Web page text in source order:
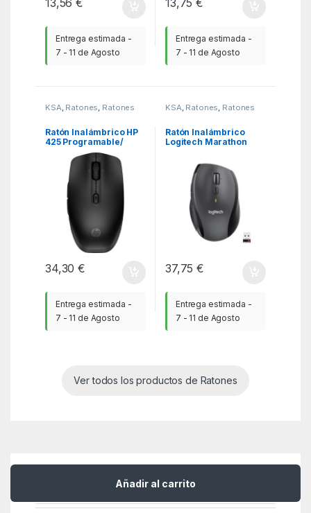
Añadir al carrito
13,56€
Entrega estimada -
7 - 11 de Agosto
13,75€
Entrega estimada -
7 - 11 de Agosto
KSA, Ratones, Ratones
Ratón Inalámbrico HP
425 Programable/
Hasta 4000 DPI/ Negro
34,30€
Entrega estimada -
7 - 11 de Agosto
KSA, Ratones, Ratones
Ratón Inalámbrico
Logitech Marathon
37,75€
Entrega estimada -
7 - 11 de Agosto
Ver todos los productos de Ratones
Marca